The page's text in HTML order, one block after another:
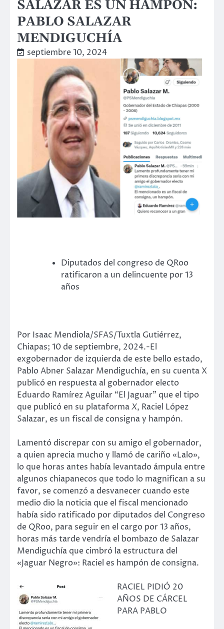
SALAZAR ES UN HAMPÓN:
PABLO SALAZAR
MENDIGUCHÍA
septiembre 10, 2024
Diputados del congreso de QRoo
ratificaron a un delincuente por 13
años
Por Isaac Mendiola/SFAS/Tuxtla Gutiérrez,
Chiapas; 10 de septiembre, 2024.-El
exgobernador de izquierda de este bello estado,
Pablo Abner Salazar Mendiguchía, en su cuenta X
publicó en respuesta al gobernador electo
Eduardo Ramírez Aguilar “El Jaguar” que el tipo
que publicó en su plataformaX, Raciel López
Salazar, es un fiscal de consigna y hampón.
Lamentó discrepar con su amigo el gobernador,
a quien aprecia mucho y llamó de cariño «Lalo»,
lo que horas antes había levantado ámpula entre
algunos chiapanecos que todo lo magnifican a su
favor, se comenzó a desvanecer cuando este
medio dio la noticia que el fiscal mencionado
había sido ratificado por diputados del Congreso
de QRoo, para seguir en el cargo por 13 años,
horas más tarde vendría el bombazo de Salazar
Mendiguchía que cimbró la estructura del
«Jaguar Negro»: Raciel es hampón de consigna.
RACIEL PIDIÓ 20
AÑOS DE CÁRCEL
PARA PABLO